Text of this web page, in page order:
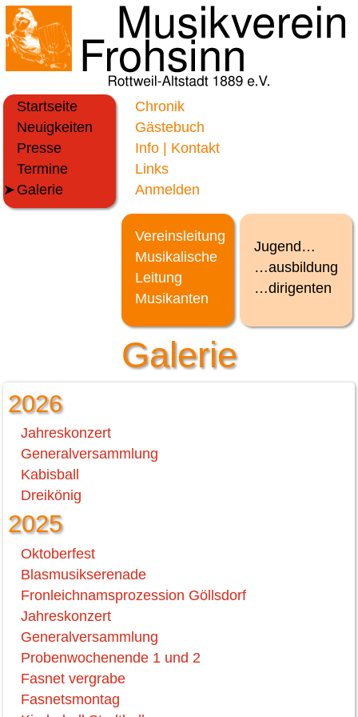
Startseite
Neuigkeiten
Presse
Termine
Galerie
Chronik
Gästebuch
Info | Kontakt
Links
Anmelden
Vereinsleitung
Musikalische
Leitung
Musikanten
Jugend…
…ausbildung
…dirigenten
Galerie
2026
Jahreskonzert
Generalversammlung
Kabisball
Dreikönig
2025
Oktoberfest
Blasmusikserenade
Fronleichnamsprozession Göllsdorf
Jahreskonzert
Generalversammlung
Probenwochenende 1 und 2
Fasnet vergrabe
Fasnetsmontag